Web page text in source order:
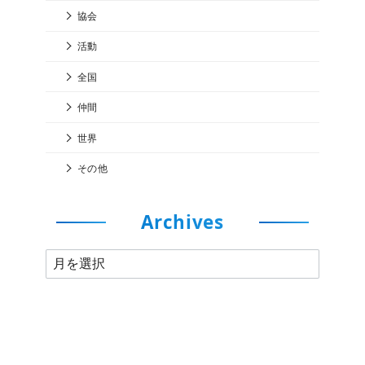
協会
活動
全国
仲間
世界
その他
Archives
r